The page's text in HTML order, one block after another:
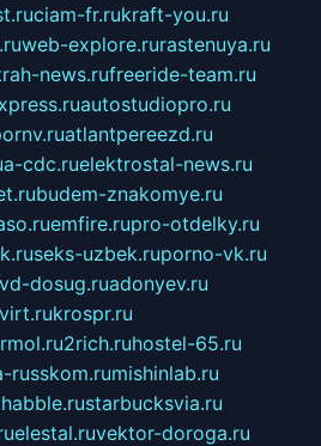
ciam-fr.rukraft-you.ru
web-explore.rurastenuya.ru
news.rufreeride-team.ru
autostudiopro.ru
atlantpereezd.ru
a-cdc.ruelektrostal-news.ru
budem-znakomye.ru
emfire.rupro-otdelky.ru
seks-uzbek.ruporno-vk.ru
vd-dosug.ruadonyev.ru
krospr.ru
2rich.ruhostel-65.ru
russkom.rumishinlab.ru
habble.rustarbucksvia.ru
elestal.ruvektor-doroga.ru